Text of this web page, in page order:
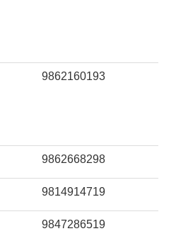
9862160193
9862668298
9814914719
9847286519